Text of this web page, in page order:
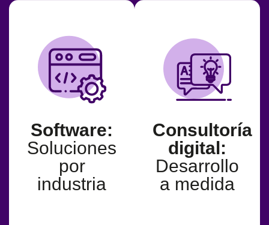
Software:
Soluciones
por
industria
Sector
Privado
Estudios
Jurídicos
Gerencias
Sector
Público
Juzgados
de
Consultoría
digital:
Desarrollo
a medida
Ir a Consultoría
digital